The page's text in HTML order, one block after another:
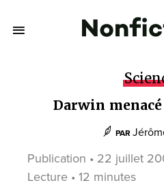
Darwin
PAR
Publication • 22 juillet
Lecture • 12 minutes